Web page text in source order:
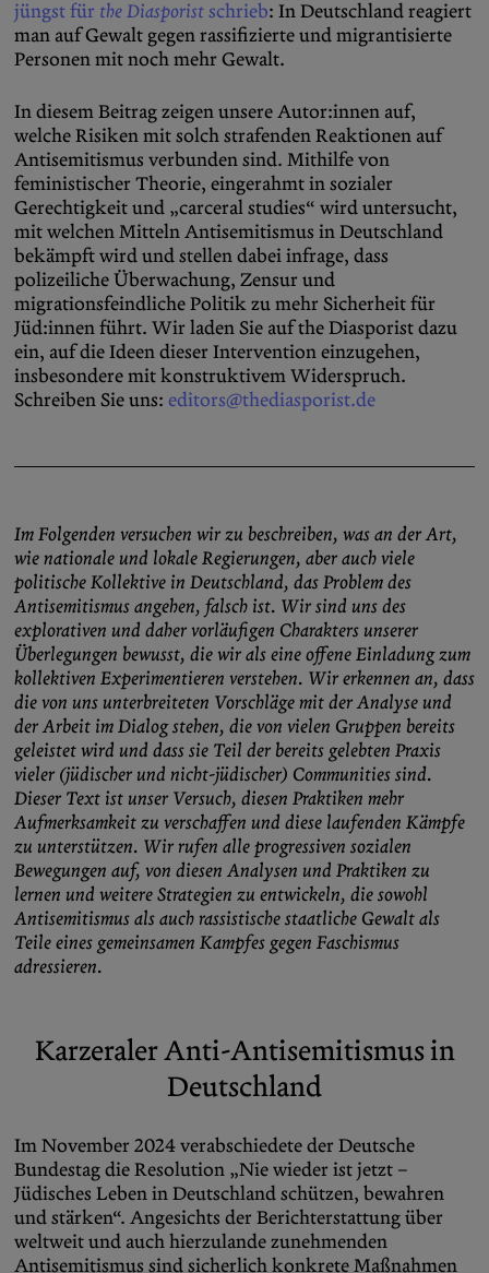
jüngst für the Diasporistschrieb: In Deutschland reagiert
man auf Gewalt gegen rassifizierte und migrantisierte
Personen mit noch mehr Gewalt.
In diesem Beitrag zeigen unsere Autor:innen auf,
welche Risiken mit solch strafenden Reaktionen auf
Antisemitismus verbunden sind. Mithilfe von
feministischer Theorie, eingerahmt in sozialer
Gerechtigkeit und „carceral studies“ wird untersucht,
mit welchen Mitteln Antisemitismus in Deutschland
bekämpft wird und stellen dabei infrage, dass
polizeiliche Überwachung, Zensur und
migrationsfeindliche Politik zu mehr Sicherheit für
Jüd:innen führt. Wir laden Sie auf the Diasporist dazu
ein, auf die Ideen dieser Intervention einzugehen,
insbesondere mit konstruktivem Widerspruch.
Schreiben Sie uns: editors@thediasporist.de
Im Folgenden versuchen wir zu beschreiben, was an der Art,
wie nationale und lokale Regierungen, aber auch viele
politische Kollektive in Deutschland, das Problem des
Antisemitismus angehen, falsch ist. Wir sind uns des
explorativen und daher vorläufigen Charakters unserer
Überlegungen bewusst, die wir als eine offene Einladung zum
kollektiven Experimentieren verstehen. Wir erkennen an, dass
die von uns unterbreiteten Vorschläge mit der Analyse und
der Arbeit im Dialog stehen, die von vielen Gruppen bereits
geleistet wird und dass sie Teil der bereits gelebten Praxis
vieler (jüdischer und nicht-jüdischer) Communities sind.
Dieser Text ist unser Versuch, diesen Praktiken mehr
Aufmerksamkeit zu verschaffen und diese laufenden Kämpfe
zu unterstützen. Wir rufen alle progressiven sozialen
Bewegungen auf, von diesen Analysen und Praktiken zu
lernen und weitere Strategien zu entwickeln, die sowohl
Antisemitismus als auch rassistische staatliche Gewalt als
Teile eines gemeinsamen Kampfes gegen Faschismus
adressieren.
Karzeraler Anti-Antisemitismus in
Deutschland
Im November 2024 verabschiedete der Deutsche
Bundestag die Resolution „Nie wieder ist jetzt –
Jüdisches Leben in Deutschland schützen, bewahren
und stärken“. Angesichts der Berichterstattung über
weltweit und auch hierzulande zunehmenden
Antisemitismus sind sicherlich konkrete Maßnahmen